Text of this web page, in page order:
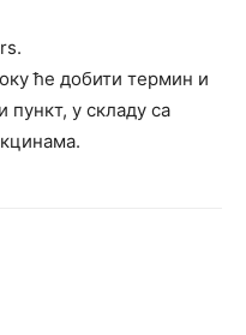
ће добити термин и
пункт, у складу са